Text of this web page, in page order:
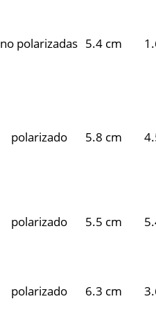
no polarizadas 5.4 cm
polarizado 5.8 cm
polarizado 5.5 cm
polarizado 6.3 cm